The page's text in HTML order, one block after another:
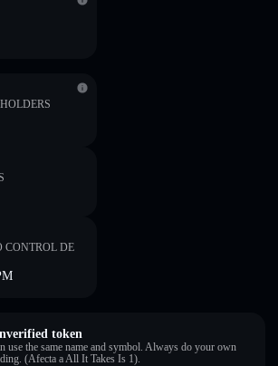
CONTROL DE
token
use the same name and symbol. Always do your own
(Afecta a All It Takes Is 1).